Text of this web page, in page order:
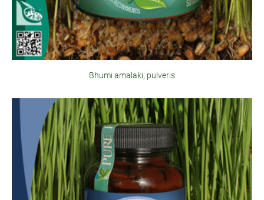
Bhumi amalaki, pulveris